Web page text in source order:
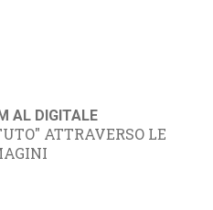
AL DIGITALE
ATTRAVERSO LE